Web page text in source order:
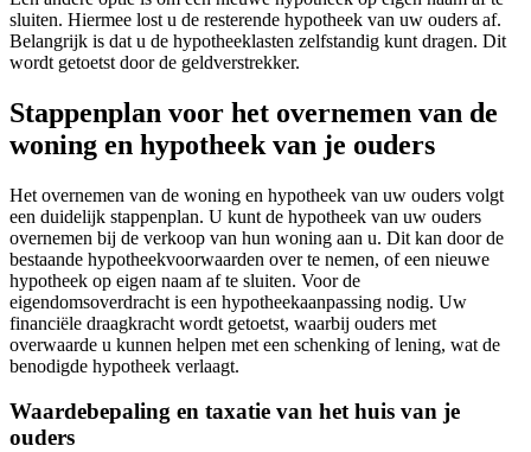
sluiten. Hiermee lost u de resterende hypotheek van uw ouders af.
Belangrijk is dat u de hypotheeklasten zelfstandig kunt dragen. Dit
wordt getoetst door de geldverstrekker.
Stappenplan voor het overnemen van de
woning en hypotheek van je ouders
Het overnemen van de woning en hypotheek van uw ouders volgt
een duidelijk stappenplan. U kunt de hypotheek van uw ouders
overnemen bij de verkoop van hun woning aan u. Dit kan door de
bestaande hypotheekvoorwaarden over te nemen, of een nieuwe
hypotheek op eigen naam af te sluiten. Voor de
eigendomsoverdracht is een hypotheekaanpassing nodig. Uw
financiële draagkracht wordt getoetst, waarbij ouders met
overwaarde u kunnen helpen met een schenking of lening, wat de
benodigde hypotheek verlaagt.
Waardebepaling en taxatie van het huis van je
ouders